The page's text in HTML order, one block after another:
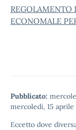
REGOLAMENTO
ECONOMALE
Pubblicato:
mercoledì, 15 aprile
Eccetto dove